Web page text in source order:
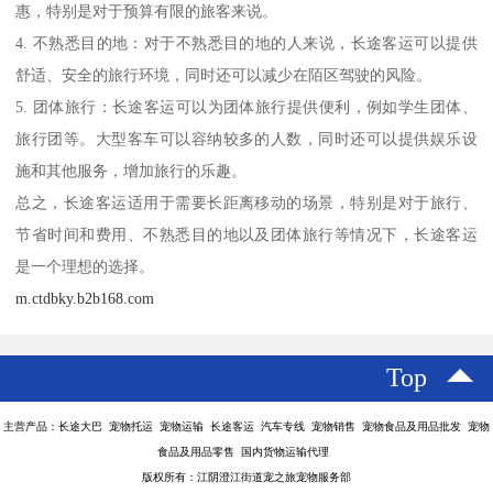
惠，特别是对于预算有限的旅客来说。
4. 不熟悉目的地：对于不熟悉目的地的人来说，长途客运可以提供
舒适、安全的旅行环境，同时还可以减少在陌区驾驶的风险。
5. 团体旅行：长途客运可以为团体旅行提供便利，例如学生团体、
旅行团等。大型客车可以容纳较多的人数，同时还可以提供娱乐设
施和其他服务，增加旅行的乐趣。
总之，长途客运适用于需要长距离移动的场景，特别是对于旅行、
节省时间和费用、不熟悉目的地以及团体旅行等情况下，长途客运
是一个理想的选择。
m.ctdbky.b2b168.com
Top
主营产品：长途大巴 宠物托运 宠物运输 长途客运 汽车专线 宠物销售 宠物食品及用品批发 宠物
食品及用品零售 国内货物运输代理
版权所有：江阴澄江街道宠之旅宠物服务部